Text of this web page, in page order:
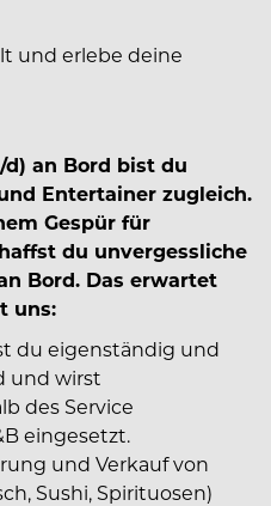
und erlebe deine
an Bord bist du
Entertainer zugleich.
Gespür für
du unvergessliche
Bord. Das erwartet
uns:
du eigenständig und
und wirst
des Service
eingesetzt.
und Verkauf von
Sushi, Spirituosen)